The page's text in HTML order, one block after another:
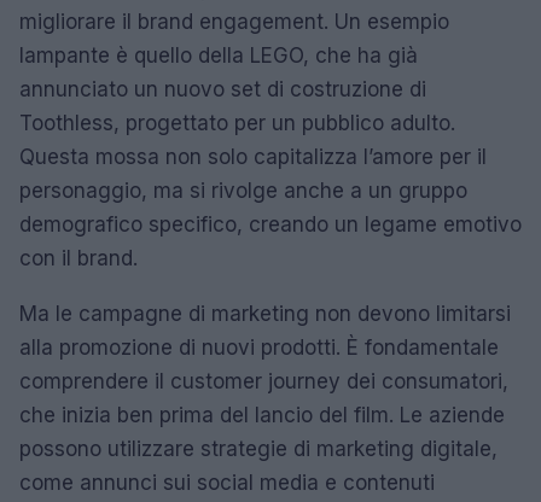
migliorare il brand engagement. Un esempio
lampante è quello della LEGO, che ha già
annunciato un nuovo set di costruzione di
Toothless, progettato per un pubblico adulto.
Questa mossa non solo capitalizza l’amore per il
personaggio, ma si rivolge anche a un gruppo
demografico specifico, creando un legame emotivo
con il brand.
Ma le campagne di marketing non devono limitarsi
alla promozione di nuovi prodotti. È fondamentale
comprendere il customer journey dei consumatori,
che inizia ben prima del lancio del film. Le aziende
possono utilizzare strategie di marketing digitale,
come annunci sui social media e contenuti